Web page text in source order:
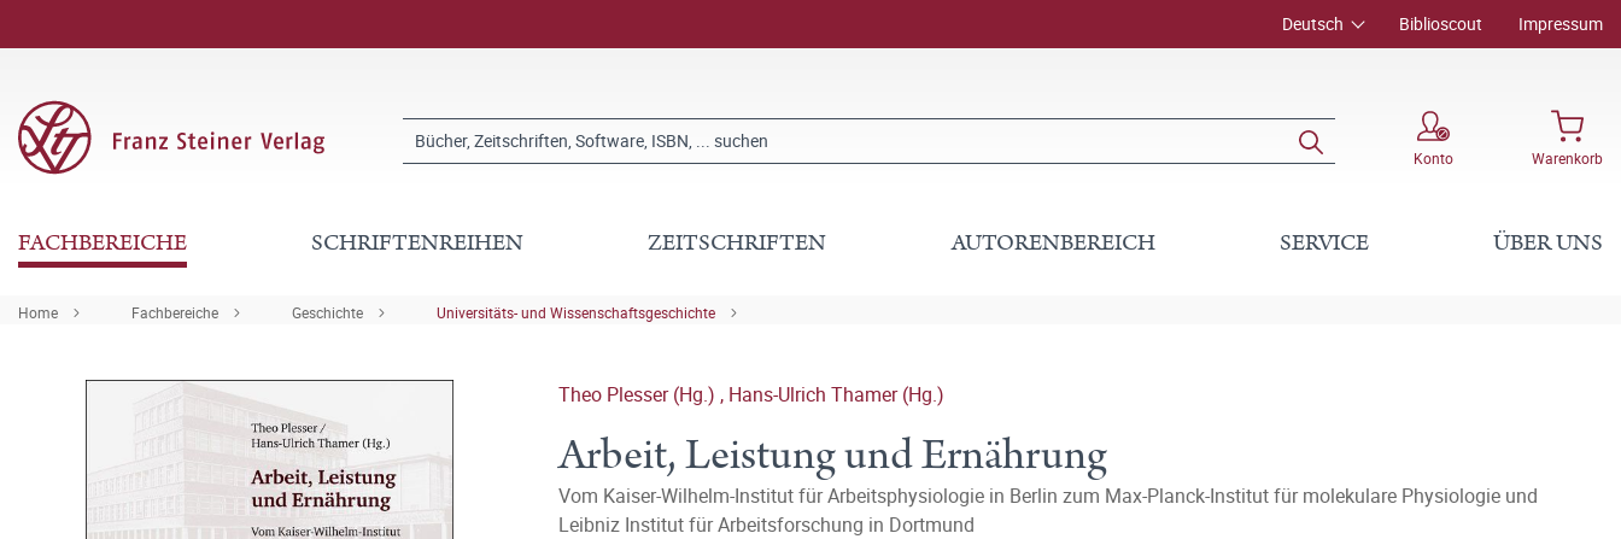
Deutsch Biblioscout Impressum
Konto Warenkorb
FACHBEREICHE SCHRIFTENREIHEN ZEITSCHRIFTEN AUTORENBEREICH SERVICE ÜBER UNS
Home Fachbereiche Geschichte Universitäts- und Wissenschaftsgeschichte
Theo Plesser (Hg.) , Hans-Ulrich Thamer (Hg.)
Arbeit, Leistung und Ernährung
Vom Kaiser-Wilhelm-Institut für Arbeitsphysiologie in Berlin zum Max-Planck-Institut für molekulare Physiologie und
Leibniz Institut für Arbeitsforschung in Dortmund